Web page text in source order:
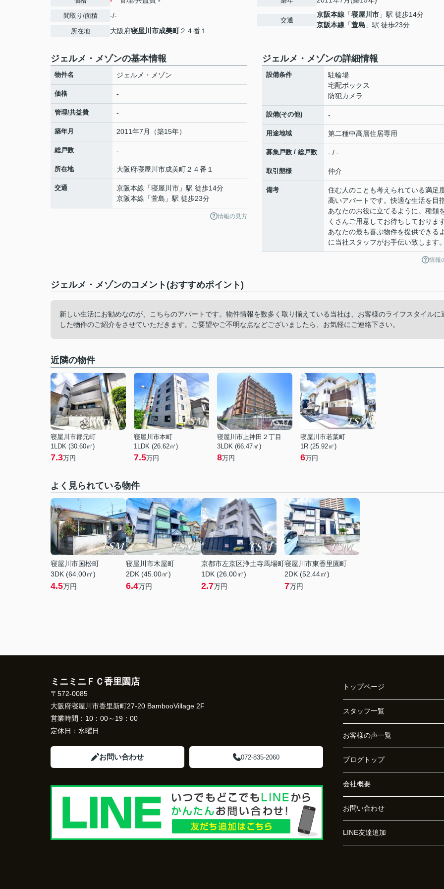
間取り/面積 -/-
所在地 大阪府寝屋川市成美町２４番１
交通
京阪本線 「寝屋川市 」駅 徒歩14分
京阪本線 「萱島 」駅 徒歩23分
ジェルメ・メゾンの基本情報
物件名 ジェルメ・メゾン
価格 -
管理/共益費 -
築年月 2011年7月（築15年）
総戸数 -
所在地 大阪府寝屋川市成美町２４番１
交通 京阪本線 「寝屋川市 」駅 徒歩14分
京阪本線 「萱島 」駅 徒歩23分
情報の見方
ジェルメ・メゾンの詳細情報
設備条件
駐輪場
宅配ボックス
防犯カメラ
設備(その他) -
用途地域 第二種中高層住居専用
募集戸数 / 総戸数 - / -
取引態様 仲介
備考
住む人のことも考えられている満足
高いアパートです。快適な生活を目
あなたのお役に立てるように。種類
くさんご用意してお待ちしております
あなたの最も喜ぶ物件を提供できる
に当社スタッフがお手伝い致します。
情報
ジェルメ・メゾンのコメント(おすすめポイント)
新しい生活にお勧めなのが、こちらのアパートです。物件情報を数多く取り揃えている当社は、お客様のライフスタイルに
した物件のご紹介をさせていただきます。ご要望やご不明な点などございましたら、お気軽にご連絡下さい。
近隣の物件
寝屋川市郡元町
1LDK (30.60㎡)
7.3万円
寝屋川市本町
1LDK (26.62㎡)
7.5万円
寝屋川市上神田２丁目
3LDK (66.47㎡)
8万円
寝屋川市若葉町
1R (25.92㎡)
6万円
よく見られている物件
寝屋川市国松町
3DK (64.00㎡)
4.5万円
寝屋川市木屋町
2DK (45.00㎡)
6.4万円
京都市左京区浄土寺馬場町
1DK (26.00㎡)
2.7万円
寝屋川市東香里園町
2DK (52.44㎡)
7万円
ミニミニＦＣ香里園店
〒572-0085
大阪府寝屋川市香里新町27-20 BambooVillage 2F
営業時間： 10：00～19：00
定休日： 水曜日
お問い合わせ 072-835-2060
トップページ
スタッフ一覧
お客様の声一覧
ブログトップ
会社概要
お問い合わせ
LINE友達追加